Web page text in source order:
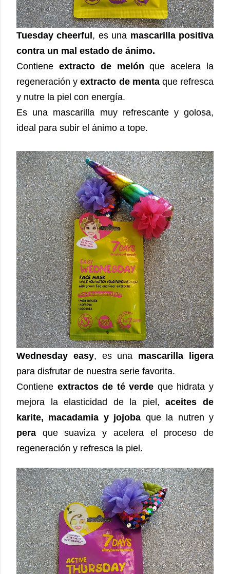
Tuesday cheerful, es una mascarilla positiva
contra un mal estado de ánimo.
Contiene extracto de melón que acelera la
regeneración yextracto de mentaque refresca
y nutre la piel con energía.
Es una mascarilla muy refrescante y golosa,
ideal para subir el ánimo a tope.
Wednesday easy, es una mascarilla ligera
para disfrutar de nuestra serie favorita.
Contiene extractos de té verde que hidrata y
mejora la elasticidad de la piel,aceites de
karite, macadamia y jojoba que la nutren y
pera que suaviza y acelera el proceso de
regeneración y refresca la piel.